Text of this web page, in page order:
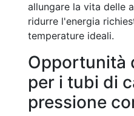
allungare la vita delle
ridurre l'energia
temperature ideali.
Opportunità
per i tubi di
pressione